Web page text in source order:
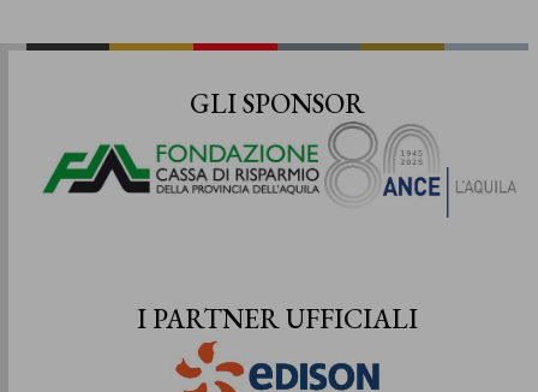
GLI SPONSOR
I PARTNER UFFICIALI